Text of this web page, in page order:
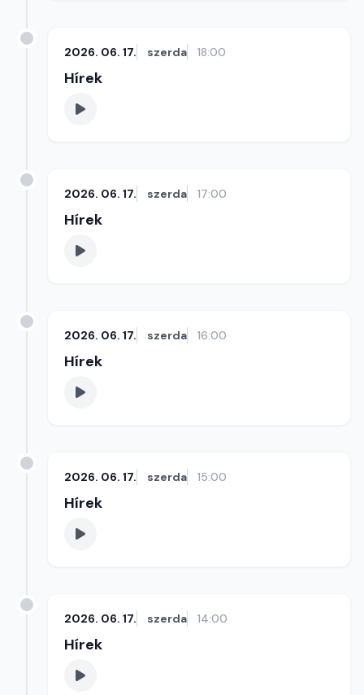
2026. 06. 17. szerda 18:00
Hírek
2026. 06. 17. szerda 17:00
Hírek
2026. 06. 17. szerda 16:00
Hírek
2026. 06. 17. szerda 15:00
Hírek
2026. 06. 17. szerda 14:00
Hírek